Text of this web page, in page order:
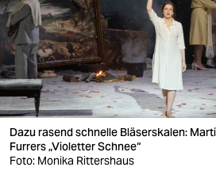
berlin
nord
wahrheit
verlag
verlag
Dazu rasend schnelle Bläserskalen:
Furrers „Violetter Schnee“
Foto: Monika Rittershaus